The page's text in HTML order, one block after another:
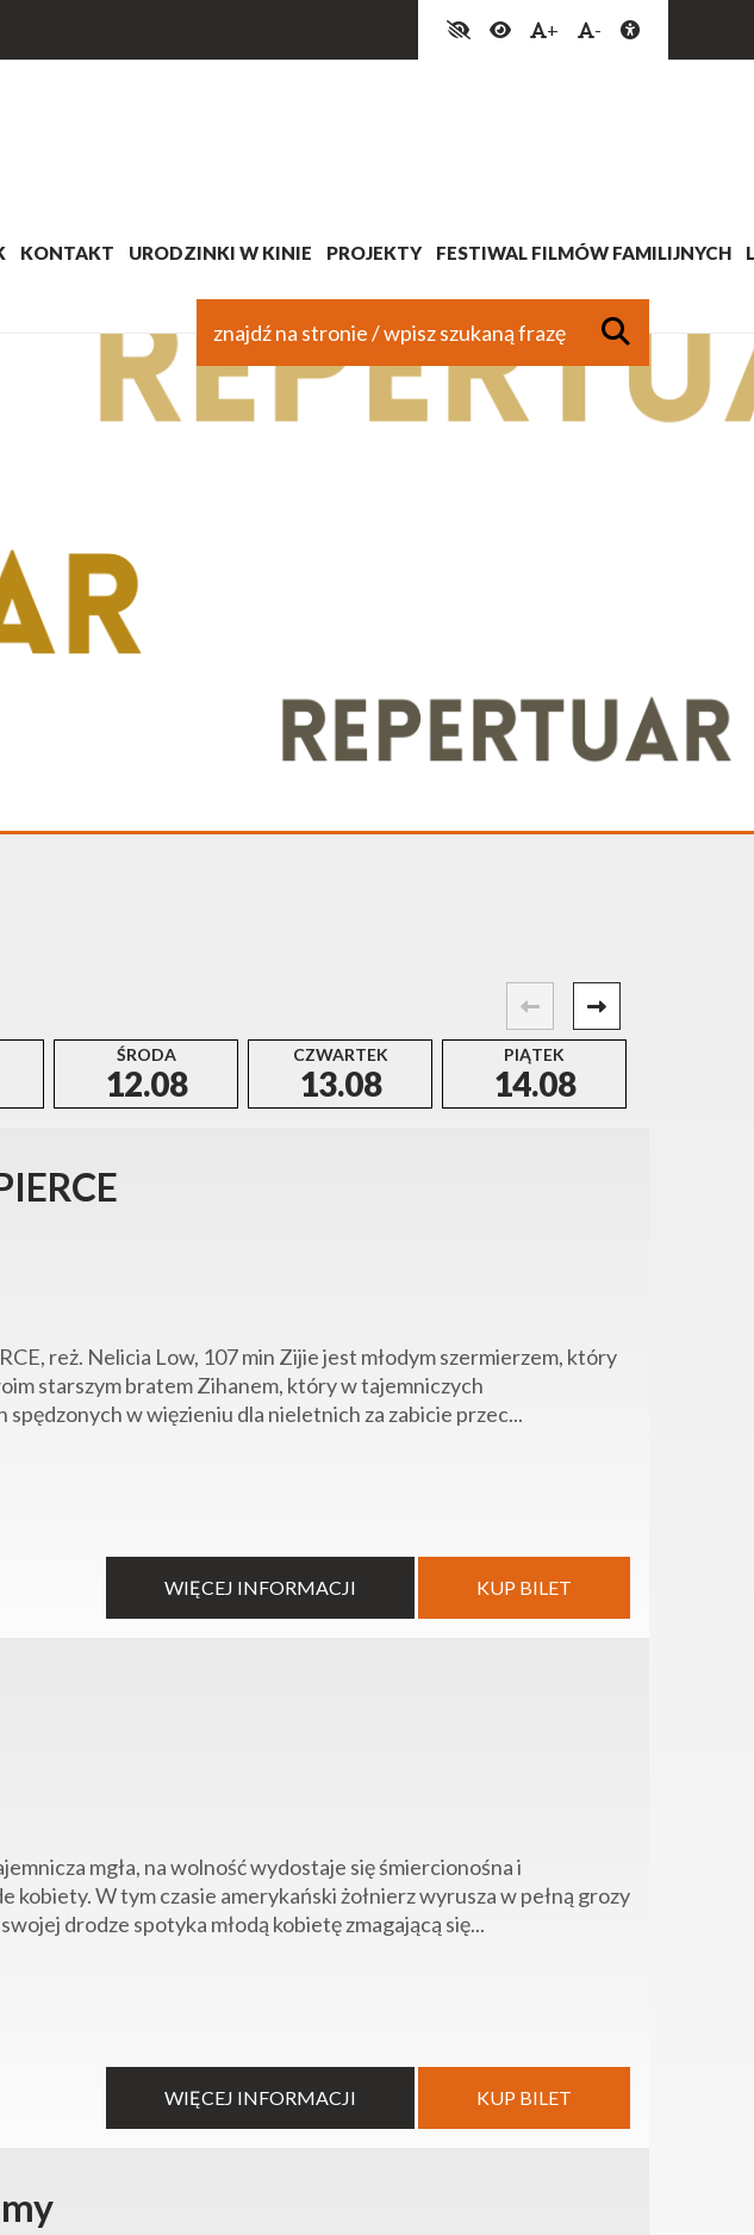
+ -
KONTAKT URODZINKI W KINIE PROJEKTY FESTIWAL FILMÓW FAMILIJNYCH
ŚRODA
12.08
CZWARTEK
13.08
PIĄTEK
14.08
reż. Nelicia Low, 107 min Zijie jest młodym szermierzem, który
starszym bratem Zihanem, który w tajemniczych
w więzieniu dla nieletnich za zabicie przec...
WIĘCEJ INFORMACJI KUP BILET
mgła, na wolność wydostaje się śmiercionośna i
kobiety. W tym czasie amerykański żołnierz wyrusza w pełną grozy
drodze spotyka młodą kobietę zmagającą się...
WIĘCEJ INFORMACJI KUP BILET